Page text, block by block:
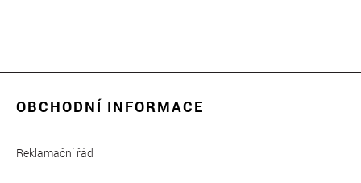
OBCHODNÍ INFORMACE
Reklamační řád